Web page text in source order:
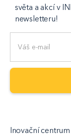
světa a akcí v
newsletteru!
Inovační